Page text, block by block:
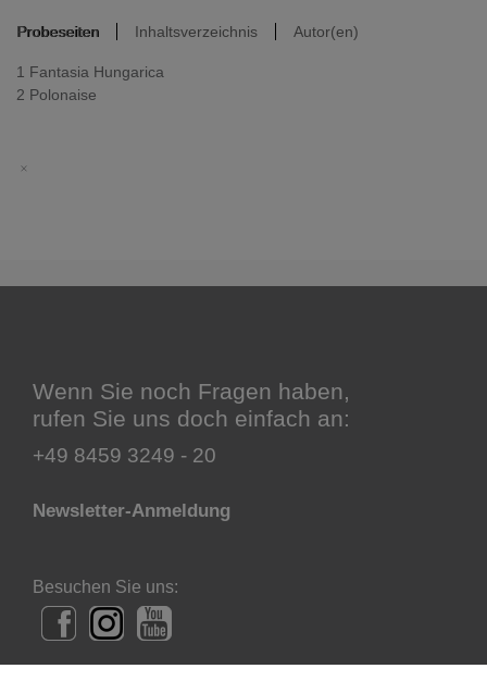
2,99 €
Toccatina
€
Probeseiten Inhaltsverzeichnis Autor(en)
1 Fantasia Hungarica
2 Polonaise
Wenn Sie noch Fragen haben,
rufen Sie uns doch einfach an:
+49 8459 3249 - 20
Newsletter-Anmeldung
Besuchen Sie uns: